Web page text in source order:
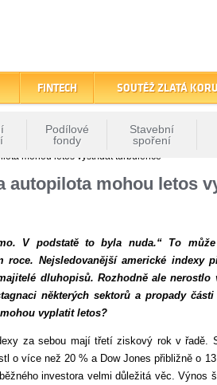
FINTECH SOUTĚŽ ZLATÁ
Podílové
fondy
Stavební
spoření
mohou letos vystřídat turbulence
autopilota mohou letos
V podstatě to byla nuda.“ To
roce. Nejsledovanější americké indexy
dluhopisů. Rozhodně ale
některých sektorů a propady
vyplatit letos?
za sebou mají třetí ziskový rok v řadě.
o více než 20 % a Dow Jones přibližně o
investora velmi důležitá věc. Výnos